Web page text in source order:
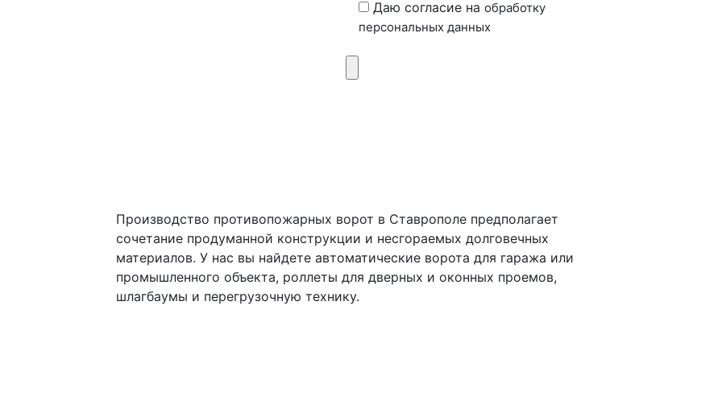
Даю согласие на обработку
персональных данных
Производство противопожарных ворот в Ставрополе предполагает
сочетание продуманной конструкции и несгораемых долговечных
материалов. У нас вы найдете автоматические ворота для гаража или
промышленного объекта, роллеты для дверных и оконных проемов,
шлагбаумы и перегрузочную технику.